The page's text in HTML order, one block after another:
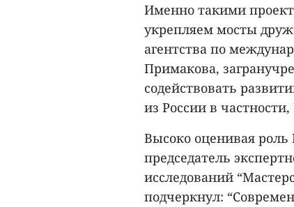
Именно такими
укрепляем мосты
агентства по
Примакова,
содействовать
из России в
Высоко оценивая роль
председатель
исследований
подчеркнул: